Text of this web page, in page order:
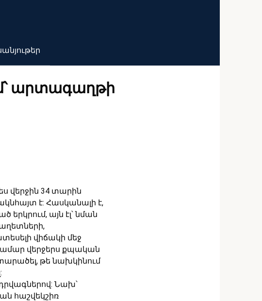
արտագաղթի
վերջին 34 տարին
է: Հասկանալի է,
այն էլ՝ նման
վիճակի մեջ
վերջերս քպական
թե նախկինում
դրվագներով: Նախ՝
հաշվեկշիռ